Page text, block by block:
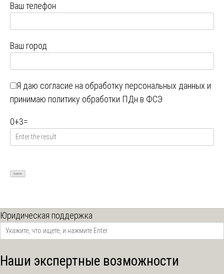
Ваш телефон
Ваш город
Я даю согласие на обработку персональных данных и
принимаю политику обработки ПДн в ФСЭ
0+3=
Юридическая поддержка
Наши экспертные возможности